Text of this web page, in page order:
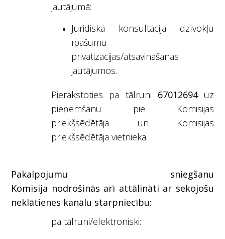
jautājumā:
Juridiskā konsultācija dzīvokļu
īpašumu
privatizācijas/atsavināšanas
jautājumos.
Pierakstoties pa tālruni 67012694uz
pieņemšanu pie Komisijas
priekšsēdētāja un Komisijas
priekšsēdētāja vietnieka.
Pakalpojumu sniegšanu
Komisija nodrošinās arī attālināti ar sekojošu
neklātienes kanālu starpniecību:
pa tālruni/elektroniski: